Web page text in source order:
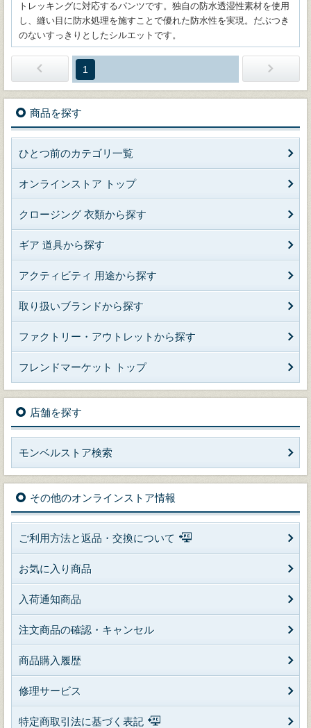
トレッキングに対応するパンツです。独自の防水透湿性素材を使用
し、縫い目に防水処理を施すことで優れた防水性を実現。だぶつき
のないすっきりとしたシルエットです。
1
商品を探す
ひとつ前のカテゴリ一覧
オンラインストア トップ
クロージング 衣類から探す
ギア 道具から探す
アクティビティ 用途から探す
取り扱いブランドから探す
ファクトリー・アウトレットから探す
フレンドマーケット トップ
店舗を探す
モンベルストア検索
その他のオンラインストア情報
ご利用方法と返品・交換について
お気に入り商品
入荷通知商品
注文商品の確認・キャンセル
商品購入履歴
修理サービス
特定商取引法に基づく表記